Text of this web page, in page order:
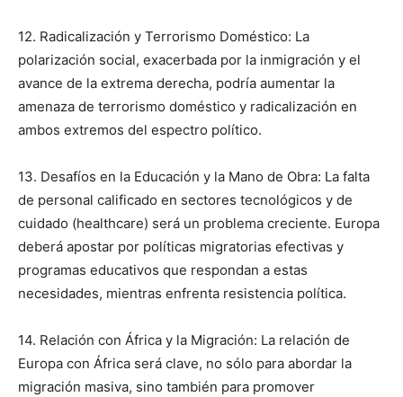
12. Radicalización y Terrorismo Doméstico: La
polarización social, exacerbada por la inmigración y el
avance de la extrema derecha, podría aumentar la
amenaza de terrorismo doméstico y radicalización en
ambos extremos del espectro político.
13. Desafíos en la Educación y la Mano de Obra: La falta
de personal calificado en sectores tecnológicos y de
cuidado (healthcare) será un problema creciente. Europa
deberá apostar por políticas migratorias efectivas y
programas educativos que respondan a estas
necesidades, mientras enfrenta resistencia política.
14. Relación con África y la Migración: La relación de
Europa con África será clave, no sólo para abordar la
migración masiva, sino también para promover